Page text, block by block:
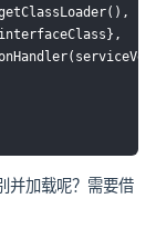
并加载呢？需要借